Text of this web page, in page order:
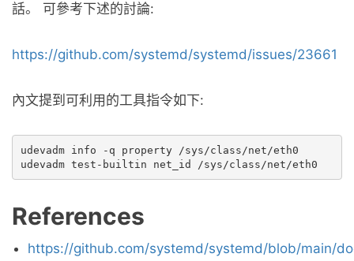
話。 可參考下述的討論:
https://github.com/systemd/systemd/issues/23661
內文提到可利用的工具指令如下:
udevadm info -q property /sys/class/net/eth0
References
https://github.com/systemd/systemd/blob/main/